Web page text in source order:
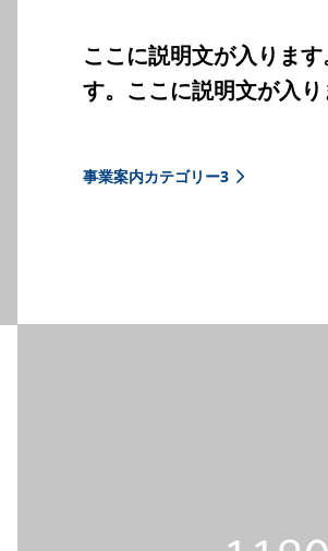
ここに説明文が入りま
す。ここに説明文が入り
事業案内カテゴリー3